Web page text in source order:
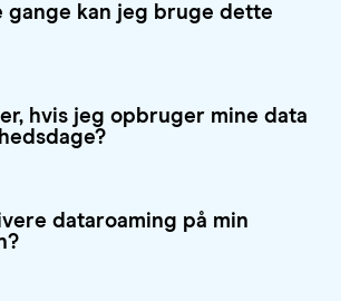
gange kan jeg bruge dette
hvis jeg opbruger mine data
dataroaming på min